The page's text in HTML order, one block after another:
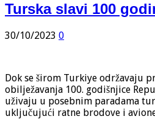
Turska slavi 100
30/10/2023 0
Dok se širom Turkiye održavaju
obilježavanja 100. godišnjice
uživaju u posebnim paradama
uključujući ratne brodove i